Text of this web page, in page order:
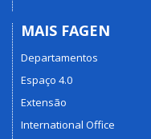
MAIS FAGEN
Departamentos
Espaço 4.0
Extensão
International Office